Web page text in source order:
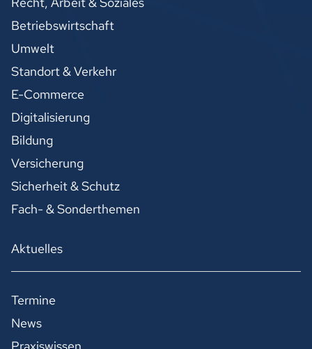
Betriebswirtschaft
Umwelt
Standort & Verkehr
E-Commerce
Digitalisierung
Bildung
Versicherung
Sicherheit & Schutz
Fach- & Sonderthemen
Aktuelles
Termine
News